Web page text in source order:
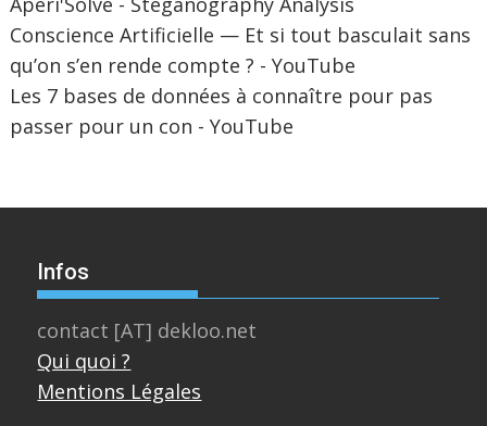
Conscience Artificielle — Et si tout basculait sans
qu’on s’en rende compte ? - YouTube
Les 7 bases de données à connaître pour pas
passer pour un con - YouTube
Infos
contact [AT] dekloo.net
Qui quoi ?
Mentions Légales